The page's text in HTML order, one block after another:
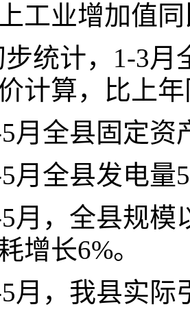
工业增加值
步统计，1-3月
计算，比上
月全县固定资
月全县发电量
月，全县规模
增长6%。
月，我县实际